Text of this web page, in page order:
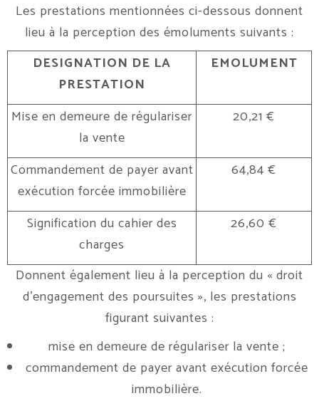
Les prestations mentionnées ci-dessous donnent
lieu à la perception des émoluments suivants :
DESIGNATION DE LA
PRESTATION
EMOLUMENT
Mise en demeure de régulariser
la vente
20,21 €
Commandement de payer avant
exécution forcée immobilière
64,84 €
Signification du cahier des
charges
26,60 €
Donnent également lieu à la perception du « droit
d’engagement des poursuites », les prestations
figurant suivantes :
mise en demeure de régulariser la vente ;
commandement de payer avant exécution forcée
immobilière.